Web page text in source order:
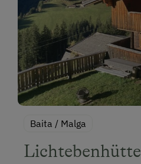
Baita / Malga
Lichtebenhütte